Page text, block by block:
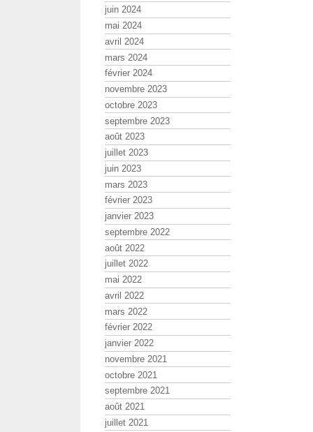
juin 2024
mai 2024
avril 2024
mars 2024
février 2024
novembre 2023
octobre 2023
septembre 2023
août 2023
juillet 2023
juin 2023
mars 2023
février 2023
janvier 2023
septembre 2022
août 2022
juillet 2022
mai 2022
avril 2022
mars 2022
février 2022
janvier 2022
novembre 2021
octobre 2021
septembre 2021
août 2021
juillet 2021